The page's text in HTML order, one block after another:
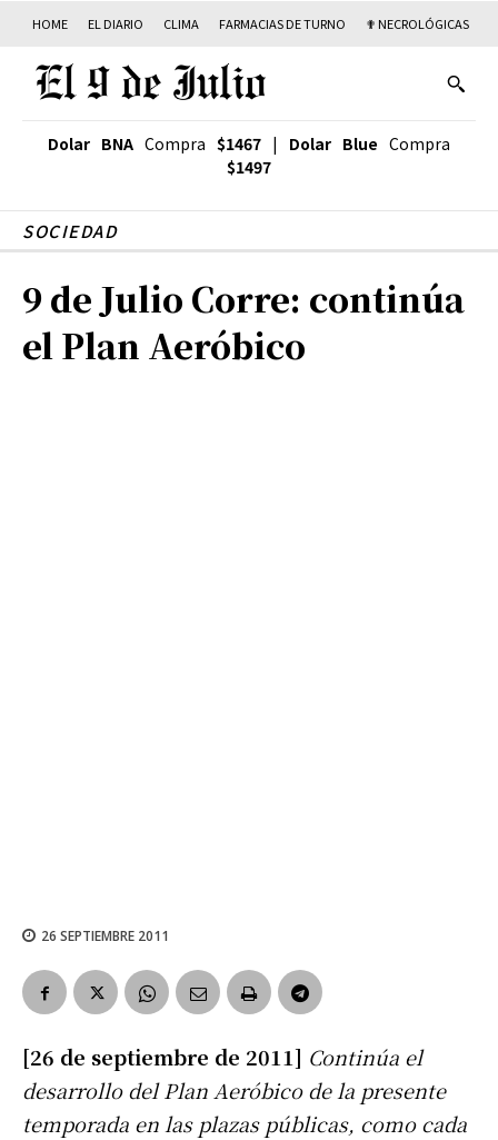
HOME EL DIARIO CLIMA FARMACIAS DE TURNO ✟ NECROLÓGICAS
Dolar BNA Compra $1467 | Dolar Blue Compra
$1497
SOCIEDAD
9 de Julio Corre: continúa
el Plan Aeróbico
26 SEPTIEMBRE 2011
[26 de septiembre de 2011] Continúa el
desarrollo del Plan Aeróbico de la presente
temporada en las plazas públicas, como cada